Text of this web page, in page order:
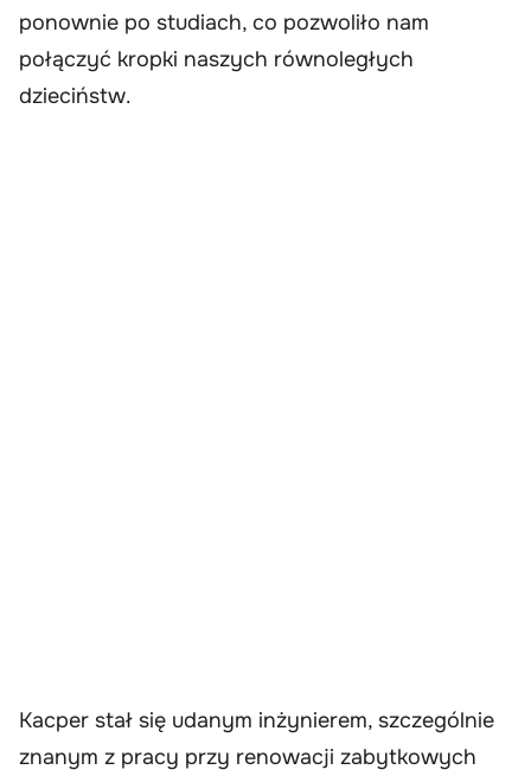
ponownie po studiach, co pozwoliło nam
połączyć kropki naszych równoległych
dzieciństw.
Kacper stał się udanym inżynierem, szczególnie
znanym z pracy przy renowacji zabytkowych